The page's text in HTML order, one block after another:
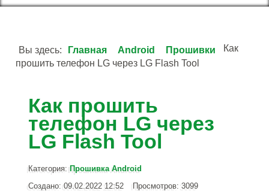
Вы здесь: Главная Android Прошивки
Как
прошить телефон LG через LG Flash Tool
Как прошить
телефон LG через
LG Flash Tool
Категория: Прошивка Android
Создано: 09.02.2022 12:52
Просмотров: 3099